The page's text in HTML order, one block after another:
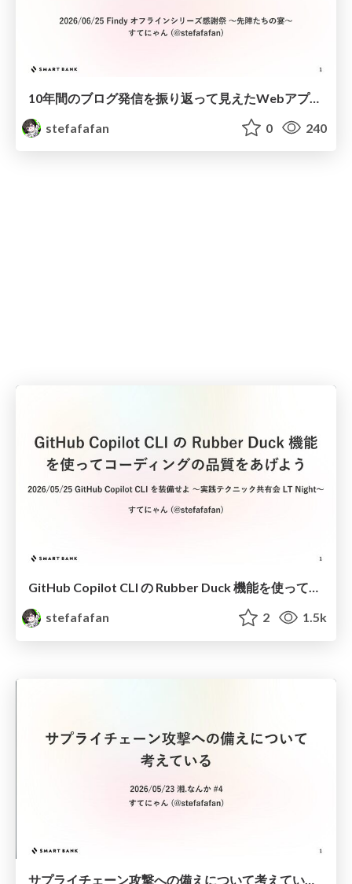
10年間のブログ発信を振り返って見えたWebアプリケーションエンジニアとしての軌跡
stefafafan
0 240
GitHub Copilot CLI の Rubber Duck 機能を使ってコーディングの品質をあげよう #techbaton_findy
stefafafan
2 1.5k
サプライチェーン攻撃への備えについて考えている #湘なんか